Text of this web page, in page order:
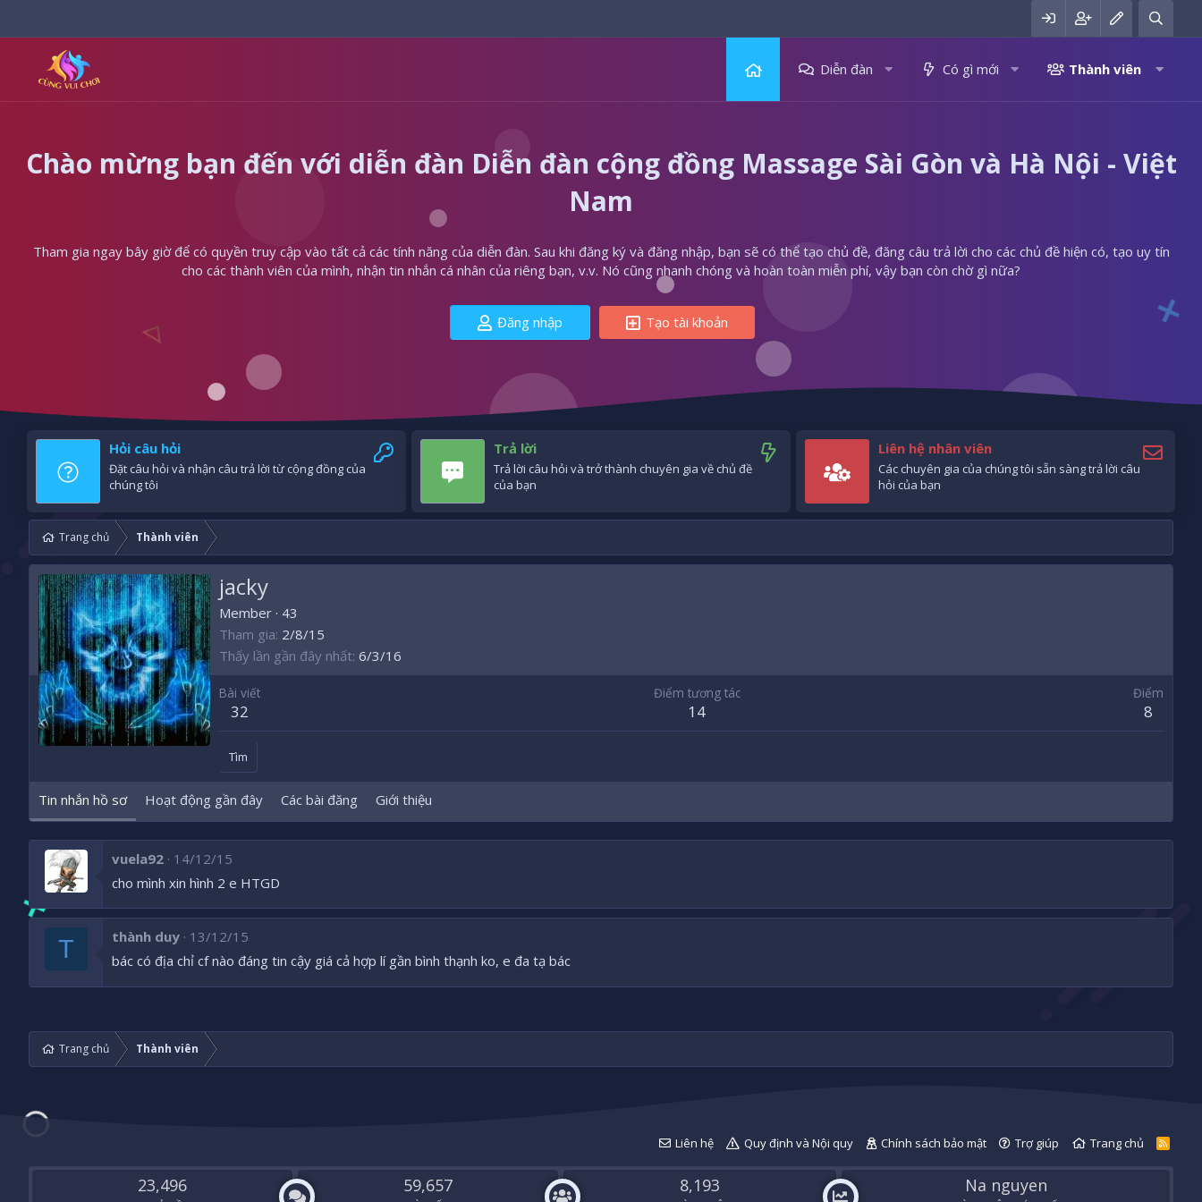
Diễn đàn Có gì mới Thành viên
Chào mừng bạn đến với diễn đàn Diễn đàn cộng đồng Massage Sài Gòn và Hà Nội - Việt
Nam
Tham gia ngay bây giờ để có quyền truy cập vào tất cả các tính năng của diễn đàn. Sau khi đăng ký và đăng nhập, bạn sẽ có thể tạo chủ đề, đăng câu trả lời cho các chủ đề hiện có, tạo uy tín
cho các thành viên của mình, nhận tin nhắn cá nhân của riêng bạn, v.v. Nó cũng nhanh chóng và hoàn toàn miễn phí, vậy bạn còn chờ gì nữa?
Đăng nhập Tạo tài khoản
Hỏi câu hỏi
Đặt câu hỏi và nhận câu trả lời từ cộng đồng của
chúng tôi
Trả lời
Trả lời câu hỏi và trở thành chuyên gia về chủ đề
của bạn
Liên hệ nhân viên
Các chuyên gia của chúng tôi sẵn sàng trả lời câu
hỏi của bạn
Trang chủ Thành viên
jacky
Member · 43
Tham gia 2/8/15
Thấy lần gần đây nhất 6/3/16
Bài viết
32
Điểm tương tác
14
Điểm
8
Tìm
Tin nhắn hồ sơ Hoạt động gần đây Các bài đăng Giới thiệu
vuela92 14/12/15
cho mình xin hình 2 e HTGD
T thành duy 13/12/15
bác có địa chỉ cf nào đáng tin cậy giá cả hợp lí gần bình thạnh ko, e đa tạ bác
Trang chủ Thành viên
Liên hệ Quy định và Nội quy Chính sách bảo mật Trợ giúp Trang chủ
R
S
23,496 59,657 8,193 Na nguyen